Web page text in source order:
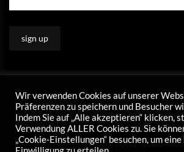
Wir verwenden Cookies auf unserer
Präferenzen zu speichern und Besucher
Indem Sie auf „Alle akzeptieren“ klicken,
Verwendung ALLER Cookies zu. Sie
„Cookie-Einstellungen“ besuchen, um